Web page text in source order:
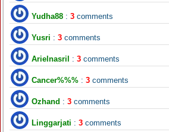
Yudha88 : 3 comments
Yusri : 3 comments
Arielnasril : 3 comments
Cancer%%% : 3 comments
Ozhand : 3 comments
Linggarjati : 3 comments